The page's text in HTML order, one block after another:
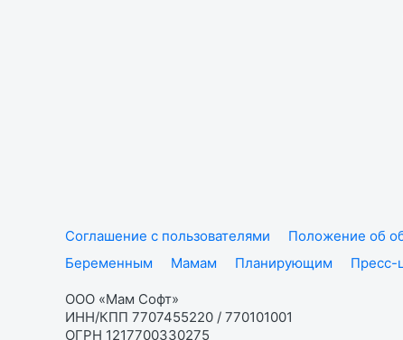
Соглашение с пользователями Положение об
Беременным
Мамам Планирующим Пресс-
ООО «Мам Софт»
ИНН/КПП 7707455220 / 770101001
ОГРН 1217700330275